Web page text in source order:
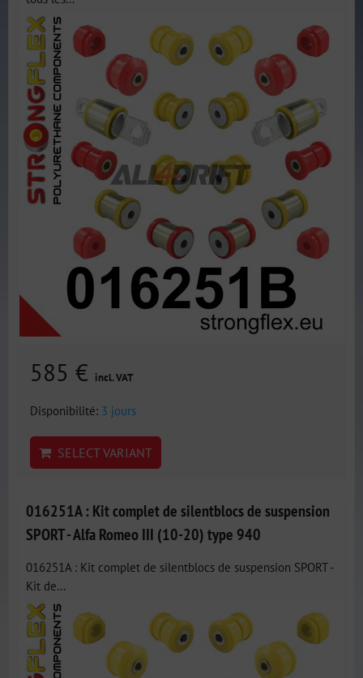
585 € incl. VAT
Disponibilité: 3 jours
SELECT VARIANT
016251A : Kit complet de silentblocs de suspension
SPORT - Alfa Romeo III (10-20) type 940
016251A : Kit complet de silentblocs de suspension SPORT -
Kit de...